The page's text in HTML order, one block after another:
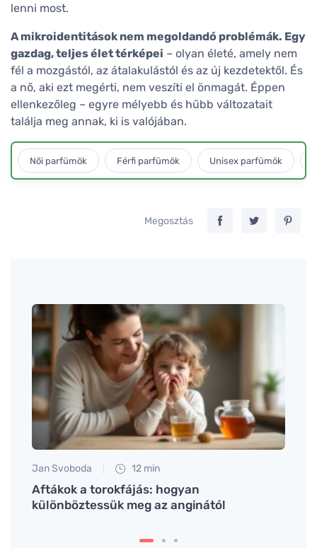
lenni most.
A mikroidentitások nem megoldandó problémák. Egy
gazdag, teljes élet térképei – olyan életé, amely nem
fél a mozgástól, az átalakulástól és az új kezdetektől. És
a nő, aki ezt megérti, nem veszíti el önmagát. Éppen
ellenkezőleg – egyre mélyebb és hűbb változatait
találja meg annak, ki is valójában.
Női parfümök Férfi parfümök Unisex parfümök
Megosztás
Jan Svoboda 12 min
Aftákok a torokfájás: hogyan
különböztessük meg az anginától